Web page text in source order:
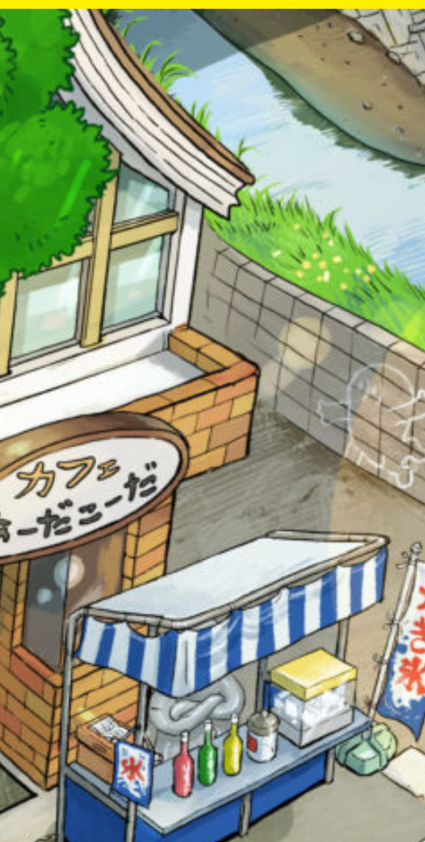
Loading...
書店に届いた
みんなからのお手紙が
キーワードから探す
オフィシャルアカウント
SNSでシェアする
い
い
え
が
の
で、
も
確
認
し
て
み
て
ね